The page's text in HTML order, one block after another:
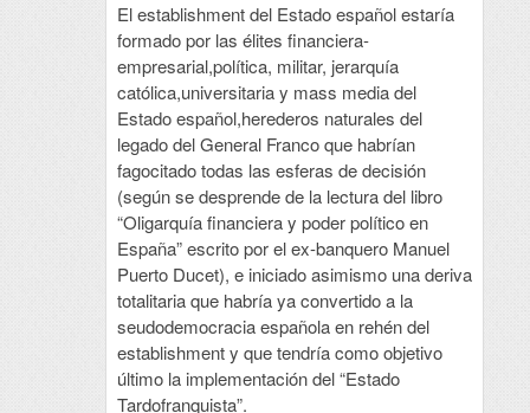
El establishment del Estado español estaría
formado por las élites financiera-
empresarial,política, militar, jerarquía
católica,universitaria y mass media del
Estado español,herederos naturales del
legado del General Franco que habrían
fagocitado todas las esferas de decisión
(según se desprende de la lectura del libro
“Oligarquía financiera y poder político en
España” escrito por el ex-banquero Manuel
Puerto Ducet), e iniciado asimismo una deriva
totalitaria que habría ya convertido a la
seudodemocracia española en rehén del
establishment y que tendría como objetivo
último la implementación del “Estado
Tardofranquista”.